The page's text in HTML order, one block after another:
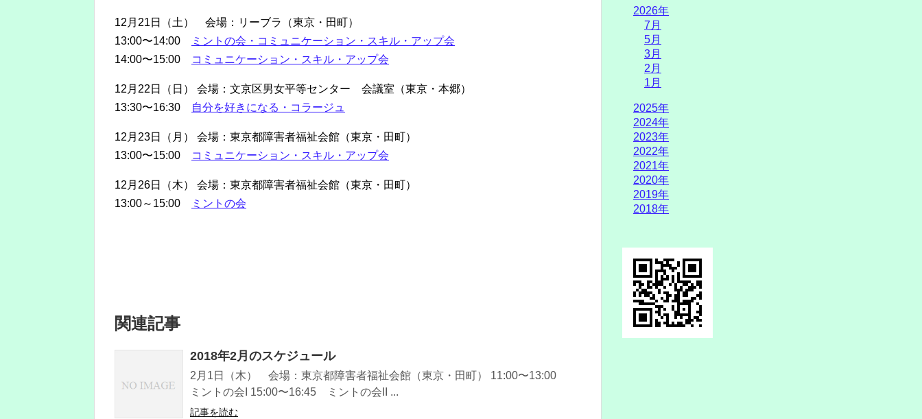
12月21日（土） 会場：リーブラ（東京・田町）
13:00〜14:00
ミントの会・コミュニケーション・スキル・アップ会
14:00〜15:00
コミュニケーション・スキル・アップ会
12月22日（日） 会場：文京区男女平等センター 会議室（東京・本郷）
13:30〜16:30
自分を好きになる・コラージュ
12月23日（月） 会場：東京都障害者福祉会館（東京・田町）
13:00〜15:00
コミュニケーション・スキル・アップ会
12月26日（木） 会場：東京都障害者福祉会館（東京・田町）
13:00～15:00
ミントの会
関連記事
2018年2月のスケジュール
2月1日（木） 会場：東京都障害者福祉会館（東京・田町） 11:00〜13:00
ミントの会I 15:00〜16:45 ミントの会II ...
記事を読む
2026年
7月
5月
3月
2月
1月
2025年
2024年
2023年
2022年
2021年
2020年
2019年
2018年